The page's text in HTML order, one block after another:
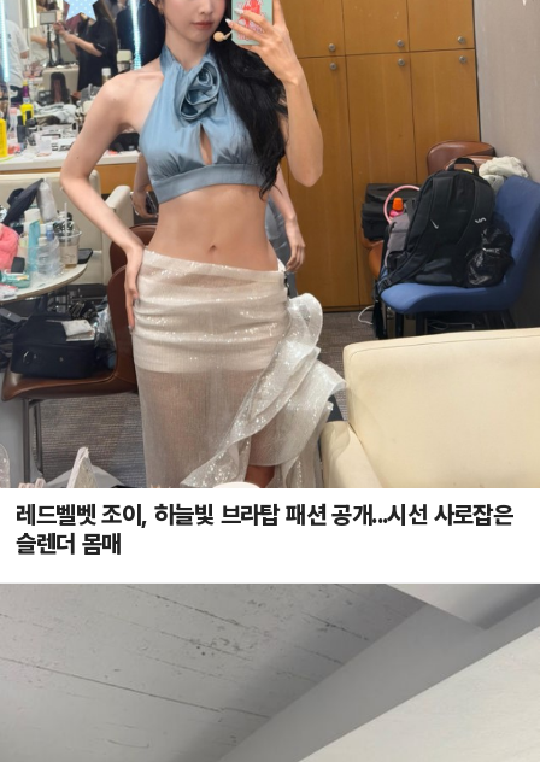
레드벨벳 조이, 하늘빛 브라탑 패션 공개...시선 사로잡은
슬렌더 몸매